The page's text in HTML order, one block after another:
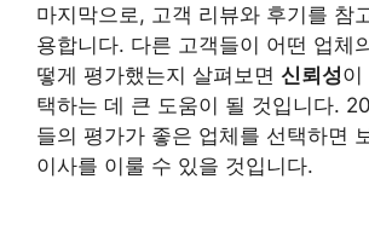
마지막으로, 고객 리뷰와 후기를 참
용합니다. 다른 고객들이 어떤 업체
떻게 평가했는지 살펴보면 신뢰성이
택하는 데 큰 도움이 될 것입니다.
들의 평가가 좋은 업체를 선택하면
이사를 이룰 수 있을 것입니다.